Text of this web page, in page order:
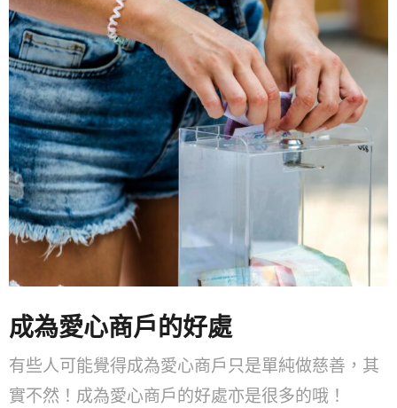
成為愛心商戶的好處
有些人可能覺得成為愛心商戶只是單純做慈善，其
實不然！成為愛心商戶的好處亦是很多的哦！